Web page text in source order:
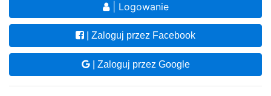
| Logowanie
| Zaloguj przez Facebook
| Zaloguj przez Google